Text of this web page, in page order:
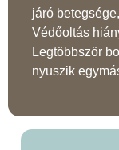
járó
Védőoltás
Legtöbbször
nyuszik